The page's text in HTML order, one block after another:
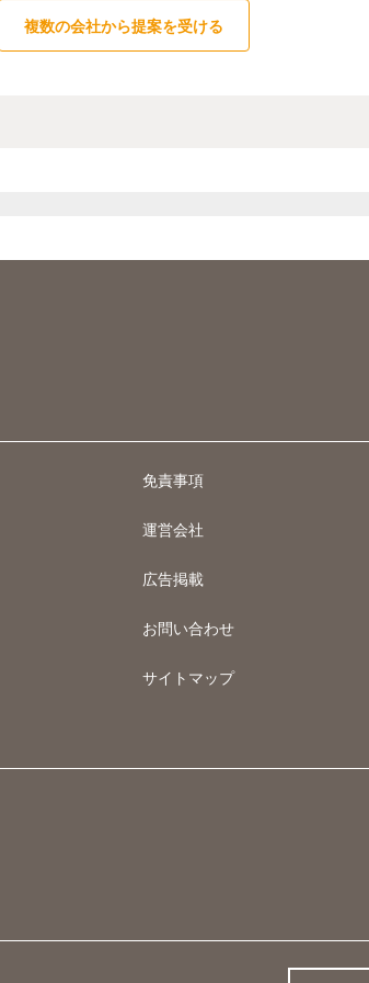
複数の会社から提案を受ける
免責事項
運営会社
広告掲載
お問い合わせ
サイトマップ